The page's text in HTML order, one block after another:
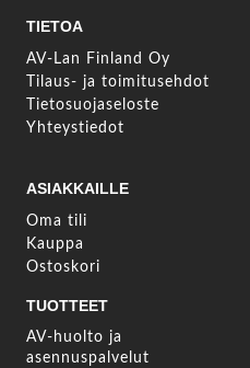
TIETOA
AV-Lan Finland Oy
Tilaus- ja toimitusehdot
Tietosuojaseloste
Yhteystiedot
ASIAKKAILLE
Oma tili
Kauppa
Ostoskori
TUOTTEET
AV-huolto ja
asennuspalvelut